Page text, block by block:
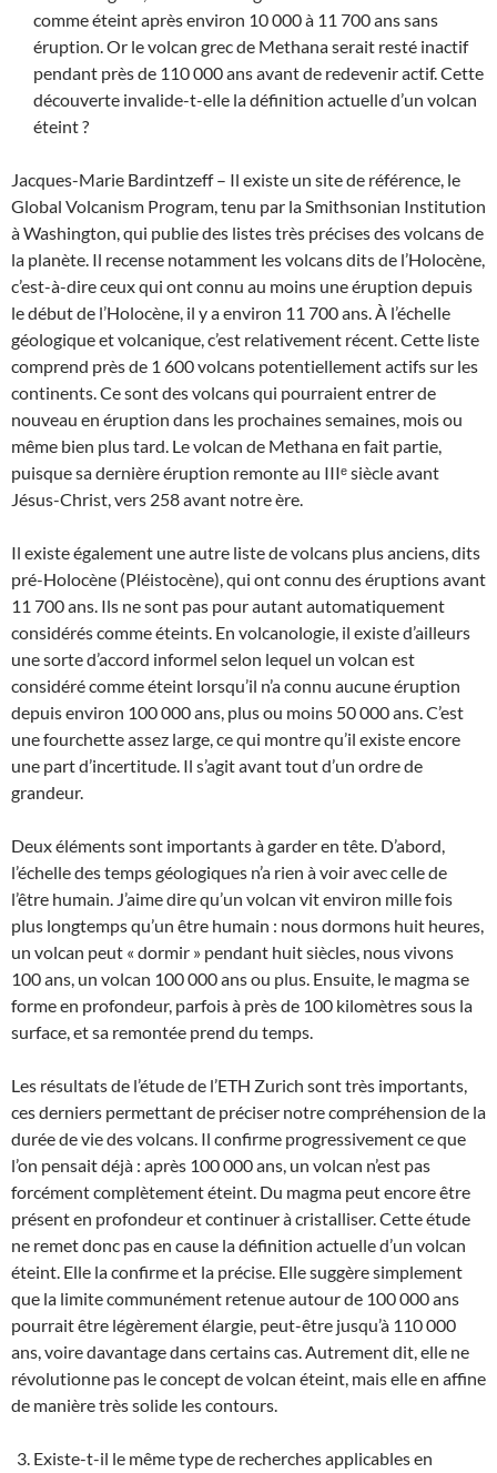
comme éteint après environ 10 000 à 11 700 ans sans
éruption. Or le volcan grec de Methana serait resté inactif
pendant près de 110 000 ans avant de redevenir actif. Cette
découverte invalide-t-elle la définition actuelle d’un volcan
éteint ?
Jacques-Marie Bardintzeff – Il existe un site de référence, le
Global Volcanism Program, tenu par la Smithsonian Institution
à Washington, qui publie des listes très précises des volcans de
la planète. Il recense notamment les volcans dits de l’Holocène,
c’est-à-dire ceux qui ont connu au moins une éruption depuis
le début de l’Holocène, il y a environ 11 700 ans. À l’échelle
géologique et volcanique, c’est relativement récent. Cette liste
comprend près de 1 600 volcans potentiellement actifs sur les
continents. Ce sont des volcans qui pourraient entrer de
nouveau en éruption dans les prochaines semaines, mois ou
même bien plus tard. Le volcan de Methana en fait partie,
puisque sa dernière éruption remonte au IIIᵉ siècle avant
Jésus-Christ, vers 258 avant notre ère.
Il existe également une autre liste de volcans plus anciens, dits
pré-Holocène (Pléistocène), qui ont connu des éruptions avant
11 700 ans. Ils ne sont pas pour autant automatiquement
considérés comme éteints. En volcanologie, il existe d’ailleurs
une sorte d’accord informel selon lequel un volcan est
considéré comme éteint lorsqu’il n’a connu aucune éruption
depuis environ 100 000 ans, plus ou moins 50 000 ans. C’est
une fourchette assez large, ce qui montre qu’il existe encore
une part d’incertitude. Il s’agit avant tout d’un ordre de
grandeur.
Deux éléments sont importants à garder en tête. D’abord,
l’échelle des temps géologiques n’a rien à voir avec celle de
l’être humain. J’aime dire qu’un volcan vit environ mille fois
plus longtemps qu’un être humain : nous dormons huit heures,
un volcan peut « dormir » pendant huit siècles, nous vivons
100 ans, un volcan 100 000 ans ou plus. Ensuite, le magma se
forme en profondeur, parfois à près de 100 kilomètres sous la
surface, et sa remontée prend du temps.
Les résultats de l’étude de l’ETH Zurich sont très importants,
ces derniers permettant de préciser notre compréhension de la
durée de vie des volcans. Il confirme progressivement ce que
l’on pensait déjà : après 100 000 ans, un volcan n’est pas
forcément complètement éteint. Du magma peut encore être
présent en profondeur et continuer à cristalliser. Cette étude
ne remet donc pas en cause la définition actuelle d’un volcan
éteint. Elle la confirme et la précise. Elle suggère simplement
que la limite communément retenue autour de 100 000 ans
pourrait être légèrement élargie, peut-être jusqu’à 110 000
ans, voire davantage dans certains cas. Autrement dit, elle ne
révolutionne pas le concept de volcan éteint, mais elle en affine
de manière très solide les contours.
Existe-t-il le même type de recherches applicables en